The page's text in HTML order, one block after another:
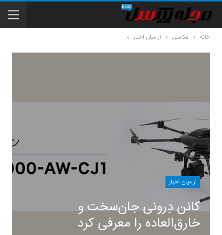
خانه عکاسی از میان اخبار
از میان اخبار
کانن دِرونی جان‌سخت و
خارق‌العاده را معرفی کرد